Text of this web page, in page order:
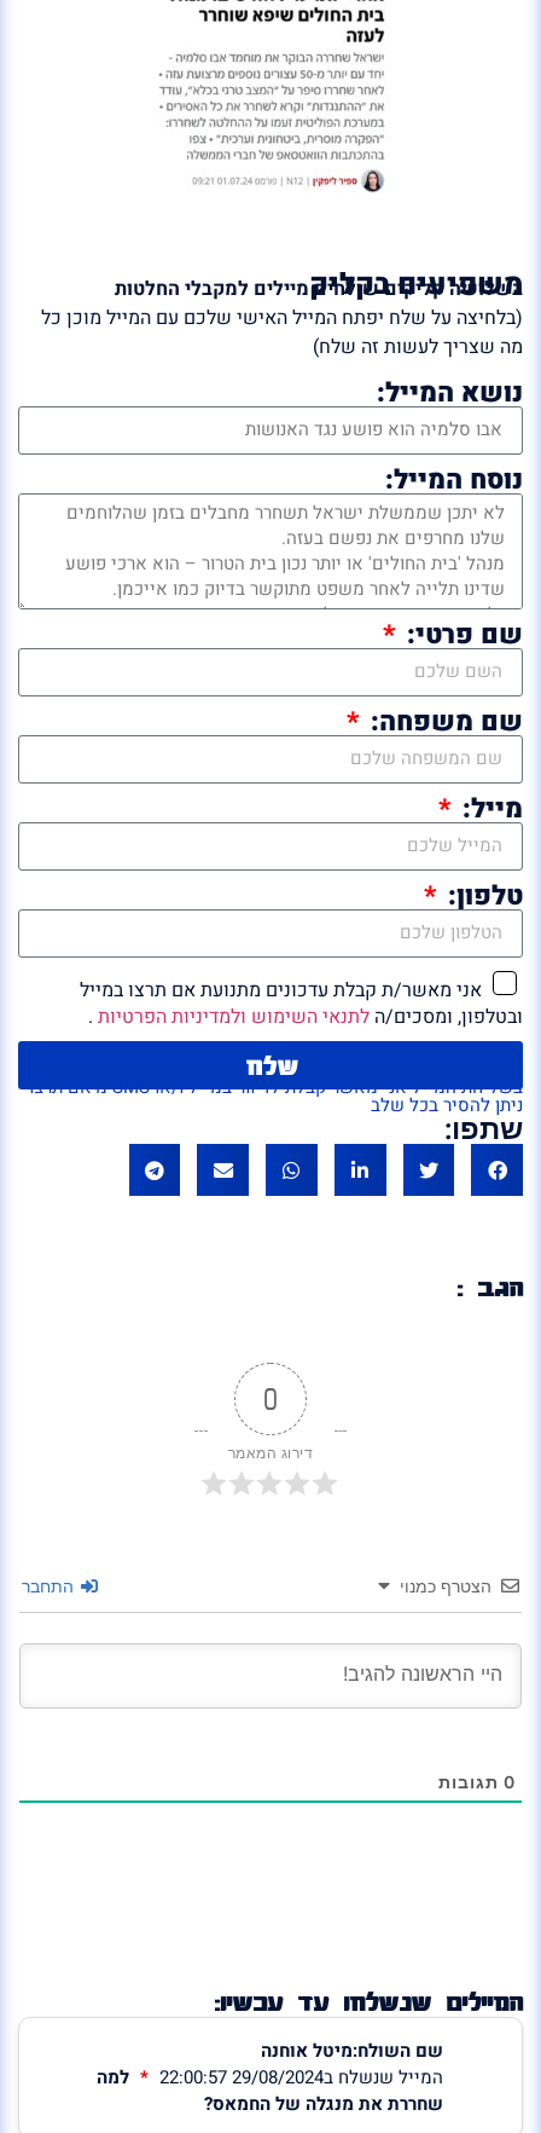
משפיעים בקליק
בשלושה קליקים שולחים מיילים למקבלי החלטות
(בלחיצה על שלח יפתח המייל האישי שלכם עם המייל מוכן כל
מה שצריך לעשות זה שלח)
נושא המייל:
נוסח המייל:
שם פרטי:
שם משפחה:
מייל:
טלפון:
אני מאשר/ת קבלת עדכונים מתנועת אם תרצו במייל
ובטלפון, ומסכים/ה לתנאי השימוש ולמדיניות הפרטיות .
שלח
בשליחת המייל אני מאשר קבלת לדיוור במייל ו/או SMS מ'אם תרצו'
ניתן להסיר בכל שלב
שתפו:
הגב :
0
דירוג המאמר
הצטרף כמנוי התחבר
0 תגובות
המיילים שנשלחו עד עכשיו:
שם השולח:מיטל אוחנה
המייל שנשלח ב29/08/2024 22:00:57
למה
שחררת את מנגלה של החמאס?